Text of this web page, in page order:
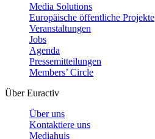
Media Solutions
Europäische öffentliche Projekte
Veranstaltungen
Jobs
Agenda
Pressemitteilungen
Members’ Circle
Über Euractiv
Über uns
Kontaktiere uns
Mediahuis